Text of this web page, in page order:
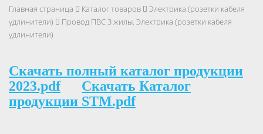
Главная страница Каталог товаров
Электрика (розетки кабеля
удлинители)
Провод ПВС 3 жилы. Электрика (розетки кабеля
удлинители)
Скачать полный каталог продукции
2023.pdf
Скачать Каталог
продукции STM.pdf